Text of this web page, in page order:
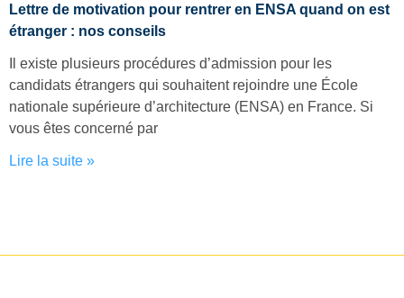
Lettre de motivation pour rentrer en ENSA quand on est
étranger : nos conseils
Il existe plusieurs procédures d’admission pour les
candidats étrangers qui souhaitent rejoindre une École
nationale supérieure d’architecture (ENSA) en France. Si
vous êtes concerné par
Lire la suite »